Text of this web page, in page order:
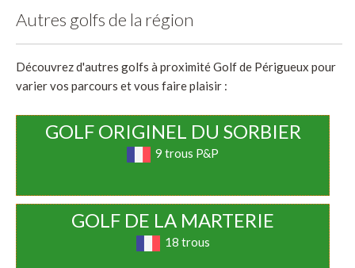
Autres golfs de la région
Découvrez d'autres golfs à proximité Golf de Périgueux pour
varier vos parcours et vous faire plaisir :
GOLF ORIGINEL DU SORBIER
9 trous P&P
GOLF DE LA MARTERIE
18 trous